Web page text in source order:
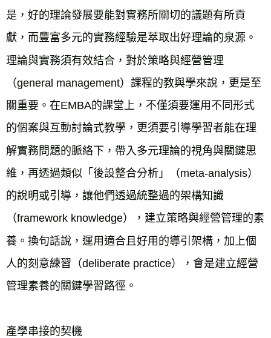
是，好的理論發展要能對實務所關切的議題有所貢
獻，而豐富多元的實務經驗是萃取出好理論的泉源。
理論與實務須有效結合，對於策略與經營管理
（general management）課程的教與學來說，更是至
關重要。在EMBA的課堂上，不僅須要運用不同形式
的個案與互動討論式教學，更須要引導學習者能在理
解實務問題的脈絡下，帶入多元理論的視角與關鍵思
維，再透過類似「後設整合分析」（meta-analysis）
的說明或引導，讓他們透過統整過的架構知識
（framework knowledge），建立策略與經營管理的素
養。換句話說，運用適合且好用的導引架構，加上個
人的刻意練習（deliberate practice），會是建立經營
管理素養的關鍵學習路徑。
產學串接的契機